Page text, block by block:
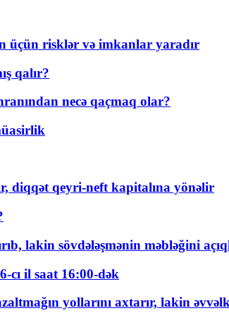
üçün risklər və imkanlar yaradır
qalır?
necə qaçmaq olar?
diqqət qeyri-neft kapitalına yönəlir
lakin sövdələşmənin məbləğini
cı il saat 16:00-dək
yollarını axtarır, lakin